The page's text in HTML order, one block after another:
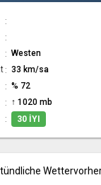
Westen
33 km/sa
% 72
↑ 1020 mb
30 İYI